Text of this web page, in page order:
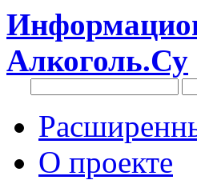
Алкоголь.Су
О проекте